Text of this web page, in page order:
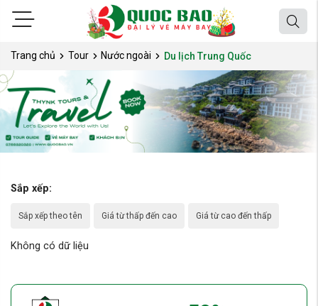
Trang chủ Tour Nước ngoài Du lịch Trung Quốc
Sắp xếp:
Sắp xếp theo tên Giá từ thấp đến cao Giá từ cao đến thấp
Không có dữ liệu